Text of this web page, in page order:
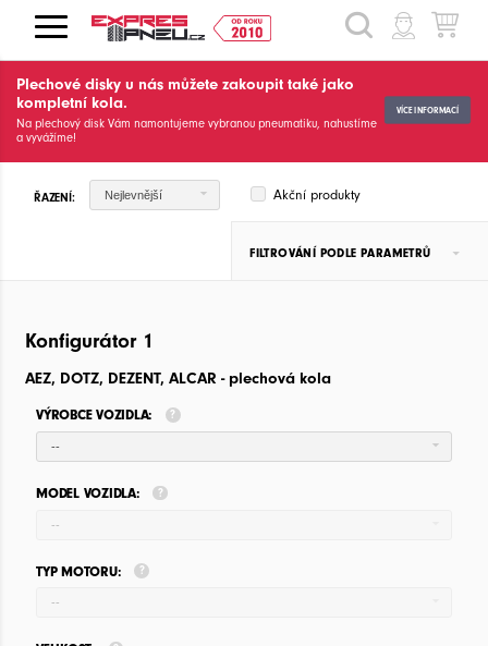
HLEDAT
Plechové disky u nás můžete zakoupit také jako
kompletní kola.
Na plechový disk Vám namontujeme vybranou pneumatiku, nahustíme
a vyvážíme!
VÍCE INFORMACÍ
ŘAZENÍ: Nejlevnější Akční produkty
FILTROVÁNÍ PODLE PARAMETRŮ
Konfigurátor 1
AEZ, DOTZ, DEZENT, ALCAR - plechová kola
VÝROBCE VOZIDLA:
--
MODEL VOZIDLA:
--
TYP MOTORU:
--